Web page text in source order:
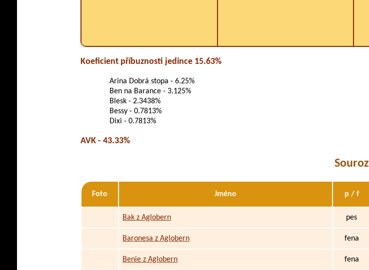
Koeficient příbuznosti jedince 15.63%
Arina Dobrá stopa - 6.25%
Ben na Barance - 3.125%
Blesk - 2.3438%
Bessy - 0.7813%
Dixi - 0.7813%
AVK - 43.33%
Foto Jméno p / f
Bak z Aglobern pes
Baronesa z Aglobern fena
Benie z Aglobern fena